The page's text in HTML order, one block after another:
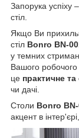
Запорука успіху –
стіл.
Якщо Ви
стіл Bonro BN-
у темних
Вашого
це практичне
чи дачі.
Столи Bonro
акцент в